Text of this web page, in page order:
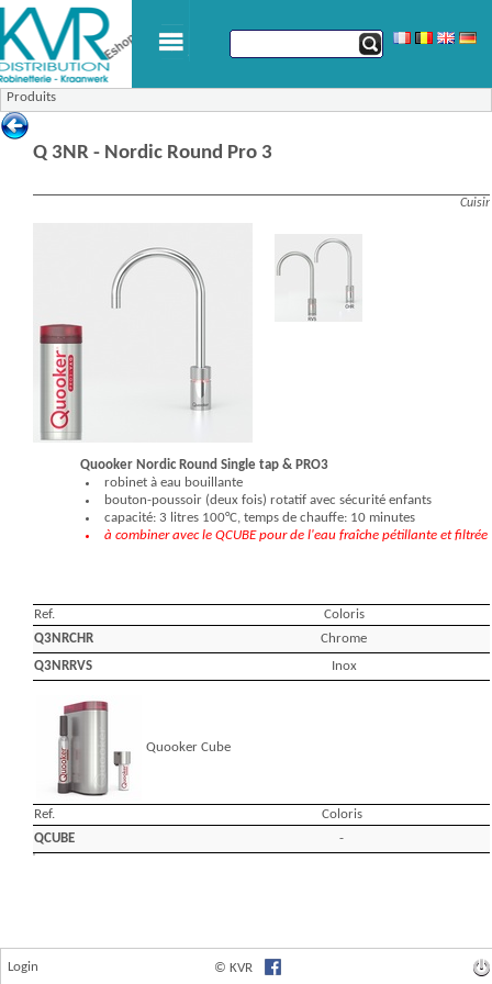
Produits
Login © KVR